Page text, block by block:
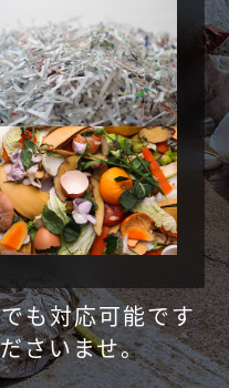
も対応可能です
さいませ。